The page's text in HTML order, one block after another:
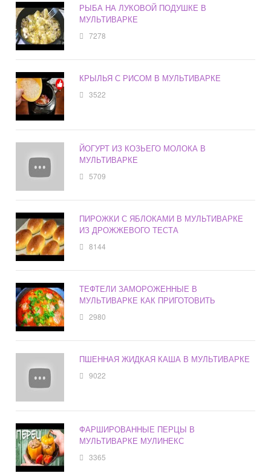
РЫБА НА ЛУКОВОЙ ПОДУШКЕ В
МУЛЬТИВАРКЕ
7278
КРЫЛЬЯ С РИСОМ В МУЛЬТИВАРКЕ
3522
ЙОГУРТ ИЗ КОЗЬЕГО МОЛОКА В
МУЛЬТИВАРКЕ
5709
ПИРОЖКИ С ЯБЛОКАМИ В МУЛЬТИВАРКЕ
ИЗ ДРОЖЖЕВОГО ТЕСТА
8144
ТЕФТЕЛИ ЗАМОРОЖЕННЫЕ В
МУЛЬТИВАРКЕ КАК ПРИГОТОВИТЬ
2980
ПШЕННАЯ ЖИДКАЯ КАША В МУЛЬТИВАРКЕ
9022
ФАРШИРОВАННЫЕ ПЕРЦЫ В
МУЛЬТИВАРКЕ МУЛИНЕКС
3365